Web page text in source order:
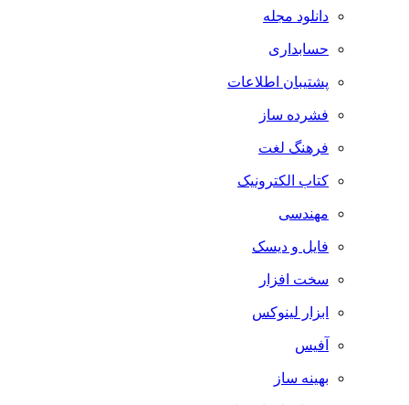
دانلود مجله
حسابداری
پشتیبان اطلاعات
فشرده ساز
فرهنگ لغت
کتاب الکترونیک
مهندسی
فایل و دیسک
سخت افزار
ابزار لینوکس
آفیس
بهینه ساز